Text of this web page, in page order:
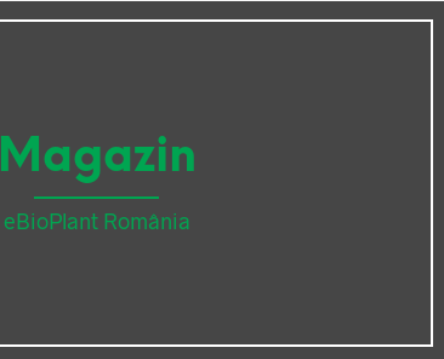
Magazin
eBioPlant România